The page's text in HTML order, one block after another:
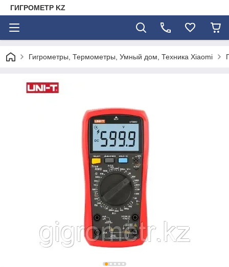
ГИГРОМЕТР KZ
Гигрометры, Термометры, Умный дом, Техника Xiaomi